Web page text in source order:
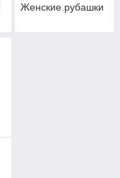
Женские рубашки